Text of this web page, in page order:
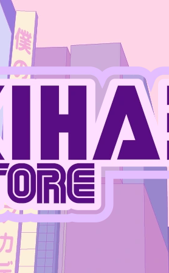
CO POTŘEBUJETE NAJÍT?
HLEDAT
DOPORUČUJEME
KAISEN - MEGUMI FUSHIGURO